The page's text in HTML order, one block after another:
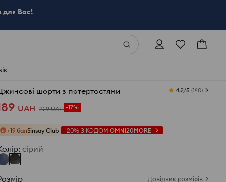
для Вас!
шорти з потертостями 4,9/5 (190)
UAH 229 UAH -17%
+19 балSinsay Club -20% З КОДОМ OMNI20MORE
: сірий
Довідник розмірів